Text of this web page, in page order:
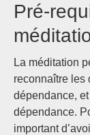
Pré-
La méditation
reconnaître les
dépendance,
dépendance.
important